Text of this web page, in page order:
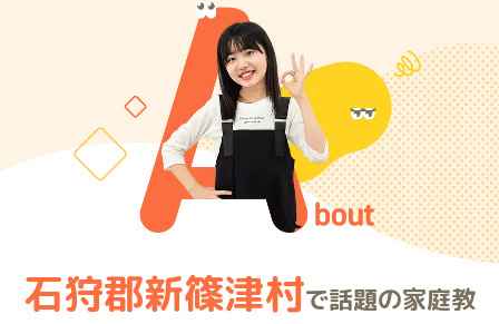
石狩郡新篠津村で話題の家庭教